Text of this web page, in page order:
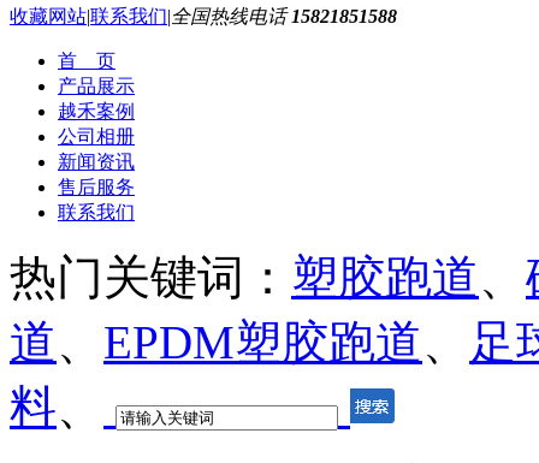
收藏网站|联系我们|全国热线电话15821851588
首 页
产品展示
越禾案例
公司相册
新闻资讯
售后服务
联系我们
热门关键词： 塑胶跑道、
道、 EPDM塑胶跑道、 足
料、